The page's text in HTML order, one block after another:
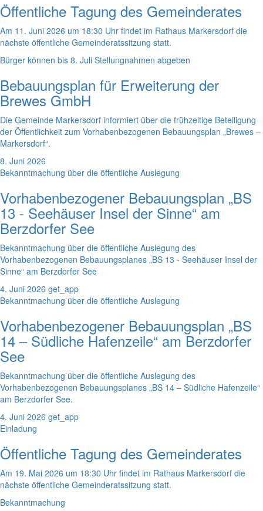
Öffentliche Tagung des Gemeinderates
Am 11. Juni 2026 um 18:30 Uhr findet im Rathaus Markersdorf die
nächste öffentliche Gemeinderatssitzung statt.
Bürger können bis 8. Juli Stellungnahmen abgeben
Bebauungsplan für Erweiterung der
Brewes GmbH
Die Gemeinde Markersdorf informiert über die frühzeitige Beteiligung
der Öffentlichkeit zum Vorhabenbezogenen Bebauungsplan „Brewes –
Markersdorf“.
8. Juni 2026
Bekanntmachung über die öffentliche Auslegung
Vorhabenbezogener Bebauungsplan „BS
13 - Seehäuser Insel der Sinne“ am
Berzdorfer See
Bekanntmachung über die öffentliche Auslegung des
Vorhabenbezogenen Bebauungsplanes „BS 13 - Seehäuser Insel der
Sinne“ am Berzdorfer See
4. Juni 2026 get_app
Bekanntmachung über die öffentliche Auslegung
Vorhabenbezogener Bebauungsplan „BS
14 – Südliche Hafenzeile“ am Berzdorfer
See
Bekanntmachung über die öffentliche Auslegung des
Vorhabenbezogenen Bebauungsplanes „BS 14 – Südliche Hafenzeile“
am Berzdorfer See.
4. Juni 2026 get_app
Einladung
Öffentliche Tagung des Gemeinderates
Am 19. Mai 2026 um 18:30 Uhr findet im Rathaus Markersdorf die
nächste öffentliche Gemeinderatssitzung statt.
Bekanntmachung